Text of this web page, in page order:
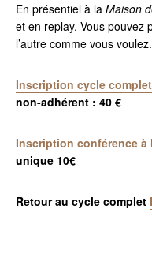
En présentiel à la Maison
et en replay. Vous pouvez
l’autre comme vous voulez.
Inscription cycle
non-adhérent : 40 €
Inscription conférence à
unique 10€
Retour au cycle complet